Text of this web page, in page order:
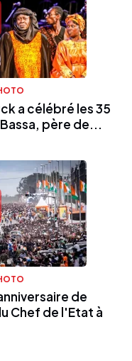
a célébré les 35
père de...
de
Chef de l'Etat à